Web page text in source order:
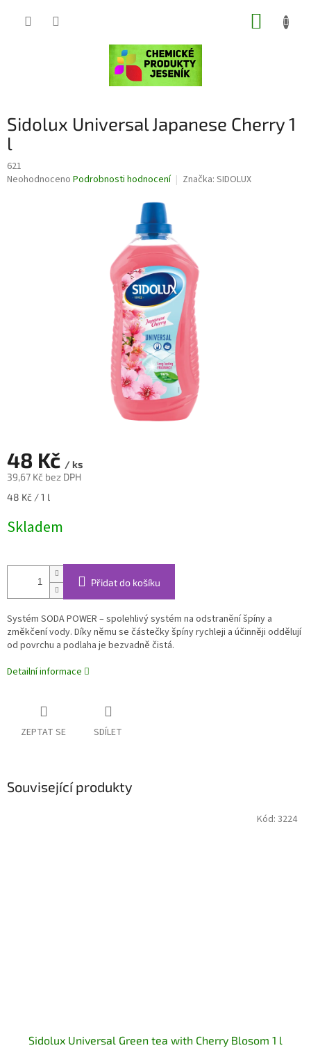
Sidolux Universal Japanese Cherry 1
l
621
Průměrné
Neohodnoceno Podrobnosti hodnocení Značka: SIDOLUX
48 Kč / ks
39,67 Kč bez DPH
Měrná
48 Kč / 1 l
Skladem
Přidat do košíku
Systém SODA POWER – spolehlivý systém na odstranění špíny a
změkčení vody. Díky němu se částečky špíny rychleji a účinněji oddělují
od povrchu a podlaha je bezvadně čistá.
Detailní informace
ZEPTAT SE SDÍLET
Související produkty
Sidolux Universal Green tea with Cherry Blosom 1 l
Kód: 3224